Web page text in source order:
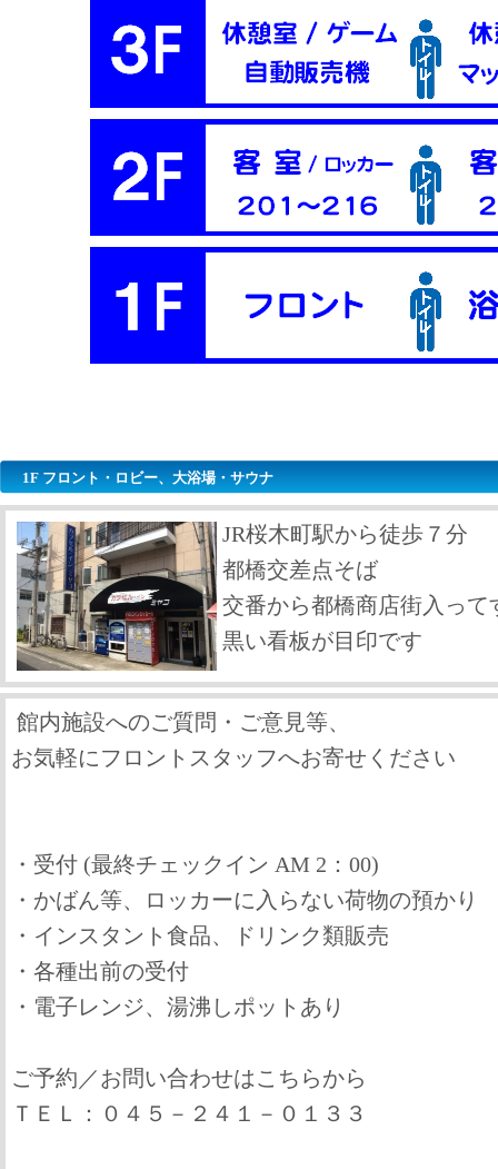
1F フロント・ロビー、大浴場・サウナ
JR桜木町駅から徒歩７分
都橋交差点そば
交番から都橋商店街入って
黒い看板が目印です
館内施設へのご質問・ご意見等、
お気軽にフロントスタッフへお寄せください
・受付 (最終チェックイン AM 2：00)
・かばん等、ロッカーに入らない荷物の預かり
・インスタント食品、ドリンク類販売
・各種出前の受付
・電子レンジ、湯沸しポットあり
ご予約／お問い合わせはこちらから
ＴＥＬ：０４５－２４１－０１３３